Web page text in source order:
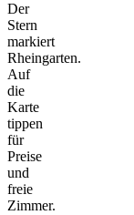
Der
Stern
markiert
Rheingarten.
Auf
die
Karte
tippen
für
Preise
und
freie
Zimmer.